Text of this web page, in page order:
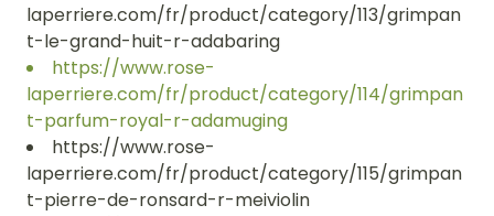
laperriere.com/fr/product/category/113/grimpan
t-le-grand-huit-r-adabaring
https://www.rose-
laperriere.com/fr/product/category/114/grimpan
t-parfum-royal-r-adamuging
https://www.rose-
laperriere.com/fr/product/category/115/grimpan
t-pierre-de-ronsard-r-meiviolin